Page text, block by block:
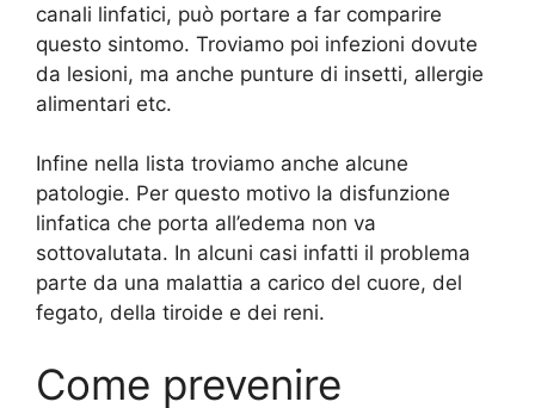
canali linfatici, può portare a far comparire
questo sintomo. Troviamo poi infezioni dovute
da lesioni, ma anche punture di insetti, allergie
alimentari etc.
Infine nella lista troviamo anche alcune
patologie. Per questo motivo la disfunzione
linfatica che porta all’edema non va
sottovalutata. In alcuni casi infatti il problema
parte da una malattia a carico del cuore, del
fegato, della tiroide e dei reni.
Come prevenire